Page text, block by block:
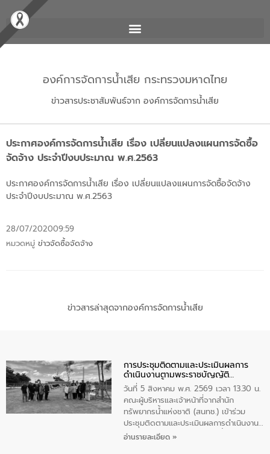
องค์การจัดการน้ำเสีย กระทรวงมหาดไทย
ข่าวสารประชาสัมพันธ์จาก องค์การจัดการน้ำเสีย
ประกาศองค์การจัดการน้ำเสีย เรื่อง เปลี่ยนแปลงแผนการจัดซื้อ
จัดจ้าง ประจำปีงบประมาณ พ.ศ.2563
ประกาศองค์การจัดการน้ำเสีย เรื่อง เปลี่ยนแปลงแผนการจัดซื้อจัดจ้าง
ประจำปีงบประมาณ พ.ศ.2563
28/07/202009:59
หมวดหมู่ ข่าวจัดซื้อจัดจ้าง
ข่าวสารล่าสุดจากองค์การจัดการน้ำเสีย
การประชุมติดตามและประเมินผลการ
ดำเนินงานตามพระราชบัญญัติ
ทรัพยากรน้ำ พ.ศ. 2561 ประจำ
ปีงบประมาณ พ.ศ. 2569
วันที่ 5 สิงหาคม พ.ศ. 2569 เวลา 13.30 น.
คณะผู้บริหารและเจ้าหน้าที่จากสำนัก
ทรัพยากรน้ำแห่งชาติ (สนทช.) เข้าร่วม
ประชุมติดตามและประเมินผลการดำเนินงาน
ตามพระราชบัญญัติทรัพยากรน้ำ พ.ศ. 2561
อ่านรายละเอียด »